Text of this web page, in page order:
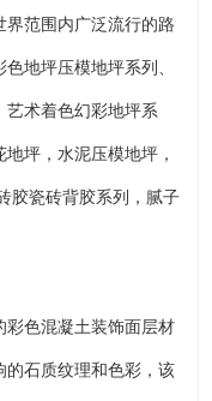
范围内广泛流行的路
地坪压模地坪系列、
术着色幻彩地坪系
坪，水泥压模地坪，
胶瓷砖背胶系列，腻子
色混凝土装饰面层材
的石质纹理和色彩，该